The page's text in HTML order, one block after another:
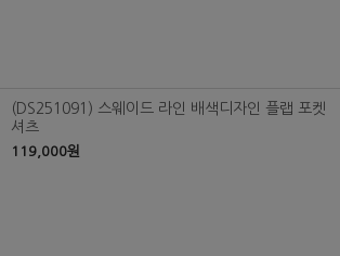
(DS251091) 스웨이드 라인 배색디자인 플랩 포켓
셔츠
119,000원